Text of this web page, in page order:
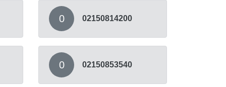
0 02150814200
0 02150853540